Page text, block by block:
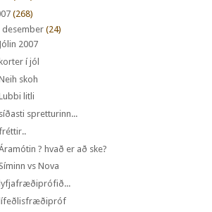
(268)
desember (24)
Jólin 2007
korter í jól
skoh
litli
síðasti spretturinn...
? hvað er að ske?
Síminn vs Nova
lyfjafræðiprófið...
lífeðlisfræðipróf